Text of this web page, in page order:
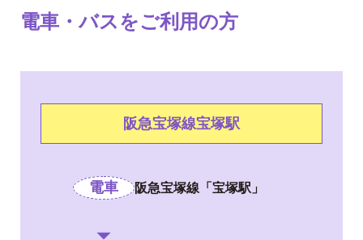
電車・バスをご利用の方
阪急宝塚線宝塚駅
電車 阪急宝塚線「宝塚駅」